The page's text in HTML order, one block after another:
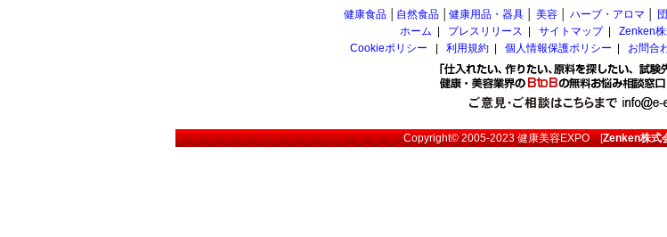
健康食品 自然食品 健康用品・器具 美容 ハーブ・アロマ
ホーム
プレスリリース サイトマップ| Zenken
Cookieポリシー
利用規約 個人情報保護ポリシー お問合
Copyright© 2005-2023健康美容EXPO[Zenken株式